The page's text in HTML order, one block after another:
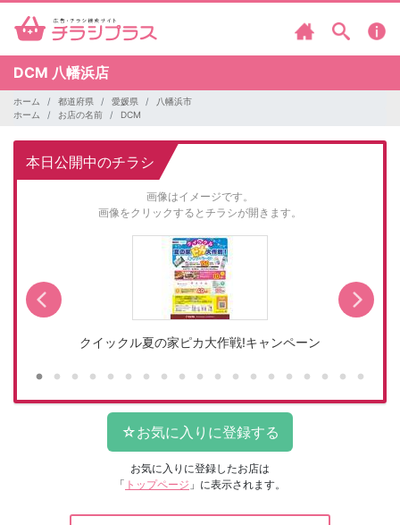
DCM 八幡浜店
ホーム 都道府県 愛媛県
八幡浜市
ホーム
お店の名前 DCM
本日公開中のチラシ
画像はイメージです。
画像をクリックするとチラシが開きます。
クイックル夏の家ピカ大作戦!キャンペーン
お気に入りに登録したお店は
「 トップページ 」に表示されます。